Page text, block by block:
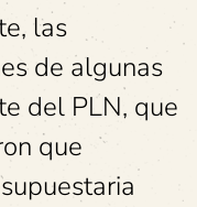
las
de algunas
del PLN, que
que